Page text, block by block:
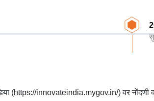
(https://innovateindia.mygov.in/) वर